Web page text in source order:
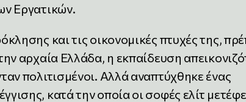
Εργατικών.
και τις οικονομικές πτυχές της,
αρχαία Ελλάδα, η εκπαίδευση
πολιτισμένοι. Αλλά αναπτύχθηκε ένας
κατά την οποία οι σοφές ελίτ